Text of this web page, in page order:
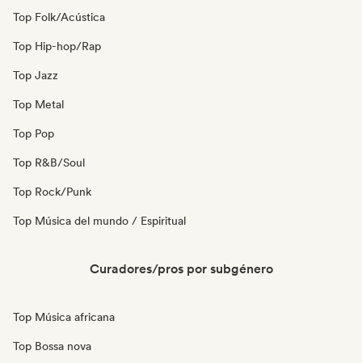
Top Folk/Acústica
Top Hip-hop/Rap
Top Jazz
Top Metal
Top Pop
Top R&B/Soul
Top Rock/Punk
Top Música del mundo / Espiritual
Curadores/pros por subgénero
Top Música africana
Top Bossa nova